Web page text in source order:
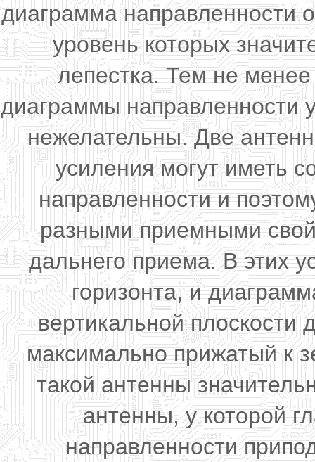
диаграмма направленности
уровень которых
лепестка. Тем не
диаграммы направленности
нежелательны. Две
усиления могут иметь
направленности и
разными приемными
дальнего приема. В этих
горизонта, и
вертикальной плоскости
максимально прижатый к
такой антенны
антенны, у которой
направленности